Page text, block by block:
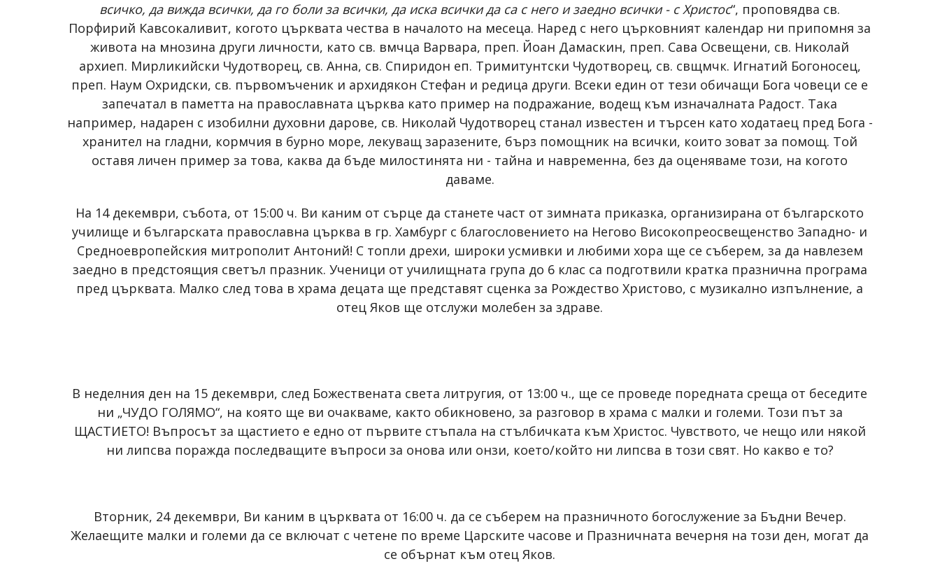
всичко, да вижда всички, да го боли за всички, да иска всички да са с него и заедно всички - с Христос“, проповядва св.
Порфирий Кавсокаливит, когото църквата чества в началото на месеца. Наред с него църковният календар ни припомня за
живота на мнозина други личности, като св. вмчца Варвара, преп. Йоан Дамаскин, преп. Сава Освещени, св. Николай
архиеп. Мирликийски Чудотворец, св. Анна, св. Спиридон еп. Тримитунтски Чудотворец, св. свщмчк. Игнатий Богоносец,
преп. Наум Охридски, св. първомъченик и архидякон Стефан и редица други. Всеки един от тези обичащи Бога човеци се е
запечатал в паметта на православната църква като пример на подражание, водещ към изначалната Радост. Така
например, надарен с изобилни духовни дарове, св. Николай Чудотворец станал известен и търсен като ходатаец пред Бога -
хранител на гладни, кормчия в бурно море, лекуващ заразените, бърз помощник на всички, които зоват за помощ. Той
оставя личен пример за това, каква да бъде милостинята ни - тайна и навременна, без да оценяваме този, на когото
даваме.
На 14 декември, събота, от 15:00 ч. Ви каним от сърце да станете част от зимната приказка, организирана от българското
училище и българската православна църква в гр. Хамбург с благословението на Негово Високопреосвещенство Западно- и
Средноевропейския митрополит Антоний! С топли дрехи, широки усмивки и любими хора ще се съберем, за да навлезем
заедно в предстоящия светъл празник. Ученици от училищната група до 6 клас са подготвили кратка празнична програма
пред църквата. Малко след това в храма децата ще представят сценка за Рождество Христово, с музикално изпълнение, а
отец Яков ще отслужи молебен за здраве.
В неделния ден на 15 декември, след Божествената света литругия, от 13:00 ч., ще се проведе поредната среща от беседите
ни „ЧУДО ГОЛЯМО“, на която ще ви очакваме, както обикновено, за разговор в храма с малки и големи. Този път за
ЩАСТИЕТО! Въпросът за щастието е едно от първите стъпала на стълбичката към Христос. Чувството, че нещо или някой
ни липсва поражда последващите въпроси за онова или онзи, което/който ни липсва в този свят. Но какво е то?
Вторник, 24 декември, Ви каним в църквата от 16:00 ч. да се съберем на празничното богослужение за Бъдни Вечер.
Желаещите малки и големи да се включат с четене по време Царските часове и Празничната вечерня на този ден, могат да
се обърнат към отец Яков.